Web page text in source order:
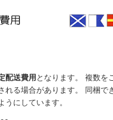
配送費用 となります。 複数を
れる場合があります。 同梱で
にしています。